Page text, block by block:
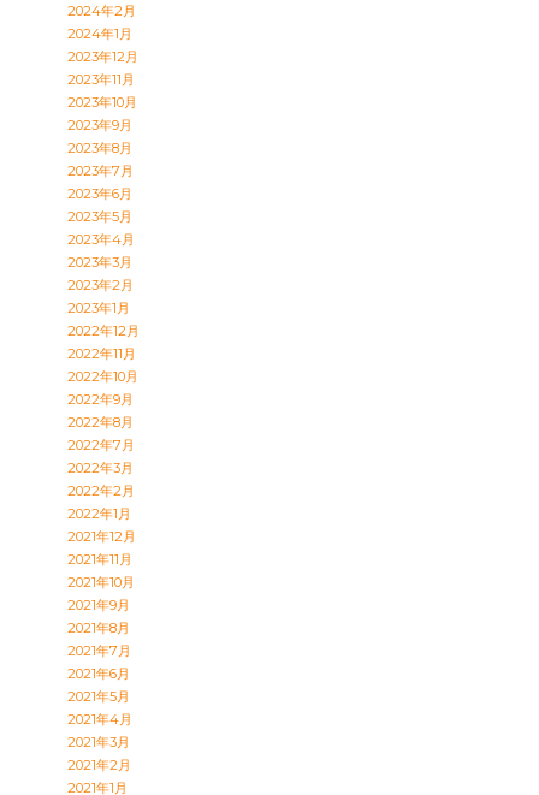
2024年2月
2024年1月
2023年12月
2023年11月
2023年10月
2023年9月
2023年8月
2023年7月
2023年6月
2023年5月
2023年4月
2023年3月
2023年2月
2023年1月
2022年12月
2022年11月
2022年10月
2022年9月
2022年8月
2022年7月
2022年3月
2022年2月
2022年1月
2021年12月
2021年11月
2021年10月
2021年9月
2021年8月
2021年7月
2021年6月
2021年5月
2021年4月
2021年3月
2021年2月
2021年1月